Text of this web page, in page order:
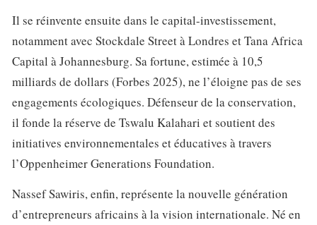
Il se réinvente ensuite dans le capital-investissement,
notamment avec Stockdale Street à Londres et Tana Africa
Capital à Johannesburg. Sa fortune, estimée à 10,5
milliards de dollars (Forbes 2025), ne l’éloigne pas de ses
engagements écologiques. Défenseur de la conservation,
il fonde la réserve de Tswalu Kalahari et soutient des
initiatives environnementales et éducatives à travers
l’Oppenheimer Generations Foundation.
Nassef Sawiris, enfin, représente la nouvelle génération
d’entrepreneurs africains à la vision internationale. Né en